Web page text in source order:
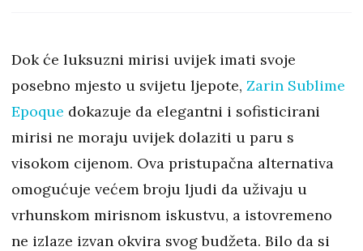
Dok će luksuzni mirisi uvijek imati svoje
posebno mjesto u svijetu ljepote, Zarin Sublime
Epoque dokazuje da elegantni i sofisticirani
mirisi ne moraju uvijek dolaziti u paru s
visokom cijenom. Ova pristupačna alternativa
omogućuje većem broju ljudi da uživaju u
vrhunskom mirisnom iskustvu, a istovremeno
ne izlaze izvan okvira svog budžeta. Bilo da si